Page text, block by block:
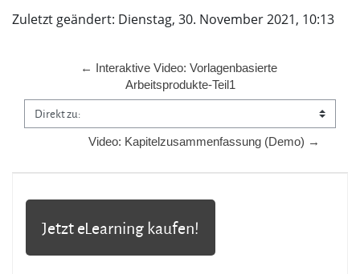
Zuletzt geändert: Dienstag, 30. November 2021, 10:13
← Interaktive Video: Vorlagenbasierte
Arbeitsprodukte-Teil1
Direkt zu:
Video: Kapitelzusammenfassung (Demo) →
Jetzt eLearning kaufen!